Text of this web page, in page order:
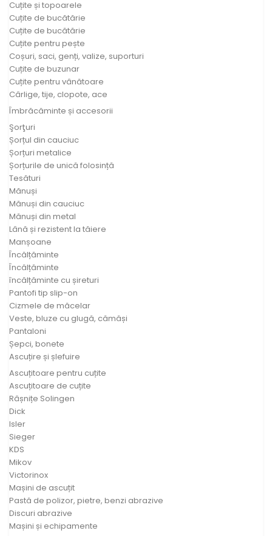
Cuțite și topoarele
Cuțite de bucătărie
Cuțite de bucătărie
Cuțite pentru pește
Coșuri, saci, genți, valize, suporturi
Cuțite de buzunar
Cuțite pentru vânătoare
Cârlige, tije, clopote, ace
Îmbrăcăminte și accesorii
Şorţuri
Șorțul din cauciuc
Șorțuri metalice
Șorțurile de unică folosință
Tesături
Mănuși
Mănuși din cauciuc
Mănuși din metal
Lână și rezistent la tăiere
Manșoane
Încălțăminte
Încălțăminte
încălțăminte cu șireturi
Pantofi tip slip-on
Cizmele de măcelar
Veste, bluze cu glugă, cămăși
Pantaloni
Șepci, bonete
Ascuțire și șlefuire
Ascuțitoare pentru cuțite
Ascuțitoare de cuțite
Râșnițe Solingen
Dick
Isler
Sieger
KDS
Mikov
Victorinox
Mașini de ascuțit
Pastă de polizor, pietre, benzi abrazive
Discuri abrazive
Mașini și echipamente